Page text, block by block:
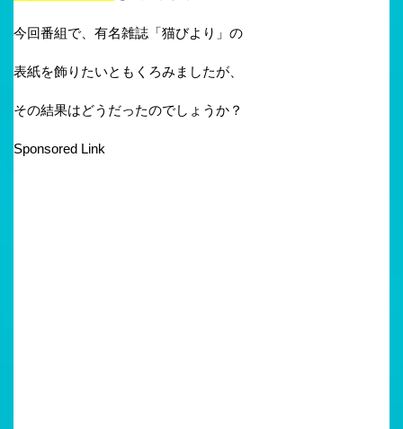
今回番組で、有名雑誌「猫びより」の
表紙を飾りたいともくろみましたが、
その結果はどうだったのでしょうか？
Sponsored Link